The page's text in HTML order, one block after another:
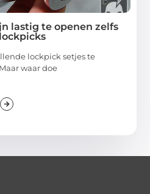
lastig te openen zelfs
lockpick setjes te
waar doe